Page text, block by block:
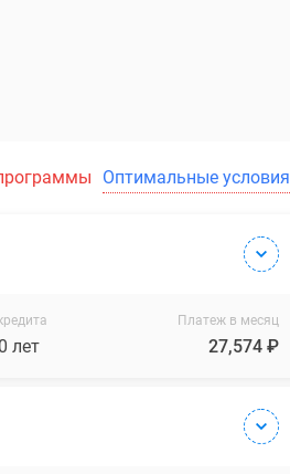
Оптимальные условия
лет
Платеж в месяц
27,574 ₽